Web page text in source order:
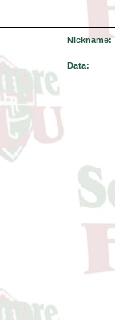
Nickname:
Data: